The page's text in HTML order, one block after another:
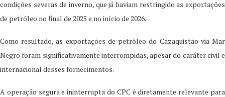
condições severas de inverno, que já haviam restringido as exportações
de petróleo no final de 2025 e no início de 2026.
Como resultado, as exportações de petróleo do Cazaquistão via Mar
Negro foram significativamente interrompidas, apesar do caráter civil e
internacional desses fornecimentos.
A operação segura e ininterrupta do CPC é diretamente relevante para